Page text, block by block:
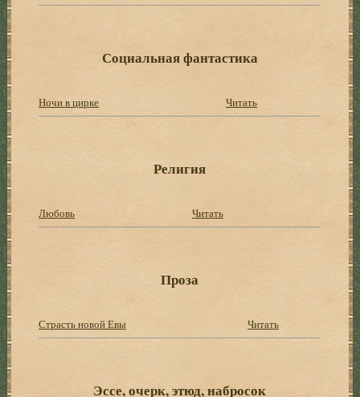
Социальная фантастика
Ночи в цирке Читать
Религия
Любовь Читать
Проза
Страсть новой Евы Читать
Эссе, очерк, этюд, набросок